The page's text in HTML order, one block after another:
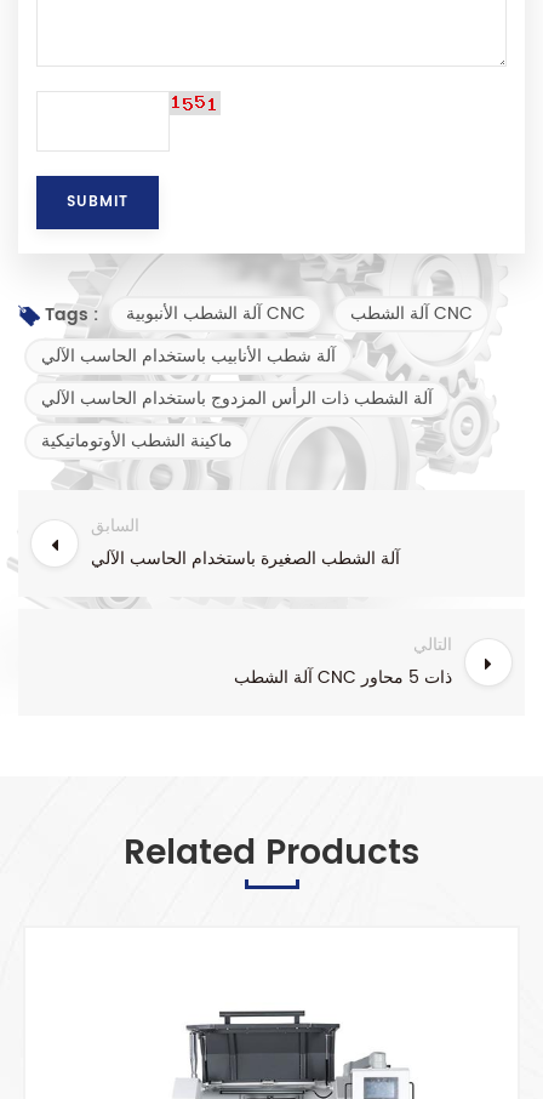
Tags : آلة الشطب الأنبوبية CNC
آلة الشطب CNC
آلة شطب الأنابيب باستخدام الحاسب الآلي
آلة الشطب ذات الرأس المزدوج باستخدام الحاسب الآلي
ماكينة الشطب الأوتوماتيكية
السابق
آلة الشطب الصغيرة باستخدام الحاسب الآلي
التالي
آلة الشطب CNC ذات 5 محاور
Related Products